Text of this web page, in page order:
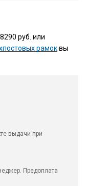
руб. или
рамоквы
выдачи при
Предоплата